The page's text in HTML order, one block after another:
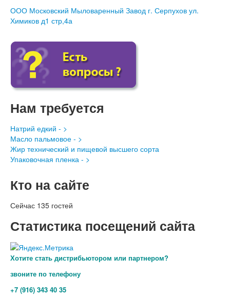
ООО Московский Мыловаренный Завод г. Серпухов ул.
Химиков д1 стр,4а
Нам требуется
Натрий едкий - >
Масло пальмовое - >
Жир технический и пищевой высшего сорта
Упаковочная пленка - >
Кто на сайте
Сейчас 135 гостей
Статистика посещений сайта
Хотите стать дистрибьютором или партнером?
звоните по телефону
+7 (916) 343 40 35